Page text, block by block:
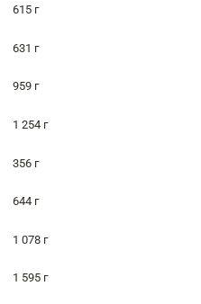
615 г
631 г
959 г
1 254 г
356 г
644 г
1 078 г
1 595 г